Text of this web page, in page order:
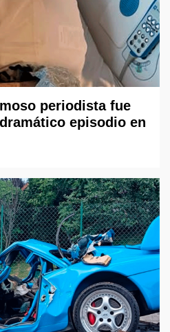
periodista fue
episodio en